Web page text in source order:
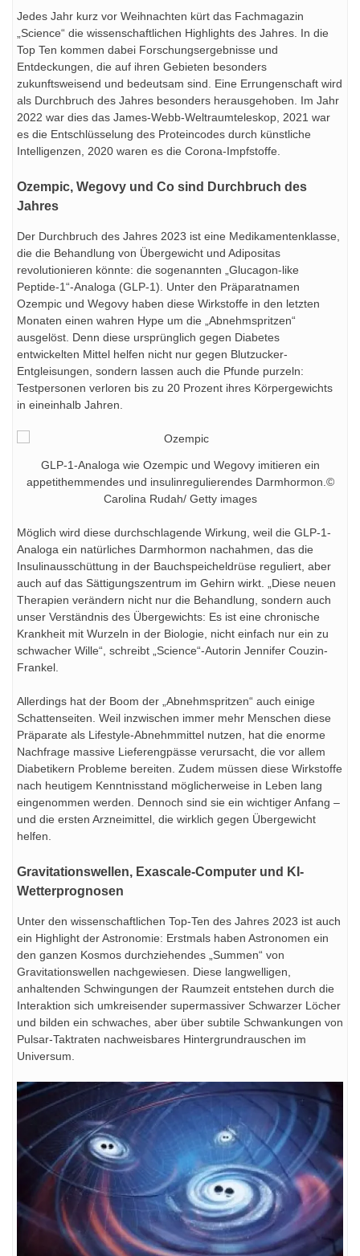
Jedes Jahr kurz vor Weihnachten kürt das Fachmagazin
„Science“ die wissenschaftlichen Highlights des Jahres. In die
Top Ten kommen dabei Forschungsergebnisse und
Entdeckungen, die auf ihren Gebieten besonders
zukunftsweisend und bedeutsam sind. Eine Errungenschaft wird
als Durchbruch des Jahres besonders herausgehoben. Im Jahr
2022 war dies das James-Webb-Weltraumteleskop, 2021 war
es die Entschlüsselung des Proteincodes durch künstliche
Intelligenzen, 2020 waren es die Corona-Impfstoffe.
Ozempic, Wegovy und Co sind Durchbruch des
Jahres
Der Durchbruch des Jahres 2023 ist eine Medikamentenklasse,
die die Behandlung von Übergewicht und Adipositas
revolutionieren könnte: die sogenannten „Glucagon-like
Peptide-1“-Analoga (GLP-1). Unter den Präparatnamen
Ozempic und Wegovy haben diese Wirkstoffe in den letzten
Monaten einen wahren Hype um die „Abnehmspritzen“
ausgelöst. Denn diese ursprünglich gegen Diabetes
entwickelten Mittel helfen nicht nur gegen Blutzucker-
Entgleisungen, sondern lassen auch die Pfunde purzeln:
Testpersonen verloren bis zu 20 Prozent ihres Körpergewichts
in eineinhalb Jahren.
GLP-1-Analoga wie Ozempic und Wegovy imitieren ein
appetithemmendes und insulinregulierendes Darmhormon.©
Carolina Rudah/ Getty images
Möglich wird diese durchschlagende Wirkung, weil die GLP-1-
Analoga ein natürliches Darmhormon nachahmen, das die
Insulinausschüttung in der Bauchspeicheldrüse reguliert, aber
auch auf das Sättigungszentrum im Gehirn wirkt. „Diese neuen
Therapien verändern nicht nur die Behandlung, sondern auch
unser Verständnis des Übergewichts: Es ist eine chronische
Krankheit mit Wurzeln in der Biologie, nicht einfach nur ein zu
schwacher Wille“, schreibt „Science“-Autorin Jennifer Couzin-
Frankel.
Allerdings hat der Boom der „Abnehmspritzen“ auch einige
Schattenseiten. Weil inzwischen immer mehr Menschen diese
Präparate als Lifestyle-Abnehmmittel nutzen, hat die enorme
Nachfrage massive Lieferengpässe verursacht, die vor allem
Diabetikern Probleme bereiten. Zudem müssen diese Wirkstoffe
nach heutigem Kenntnisstand möglicherweise in Leben lang
eingenommen werden. Dennoch sind sie ein wichtiger Anfang –
und die ersten Arzneimittel, die wirklich gegen Übergewicht
helfen.
Gravitationswellen, Exascale-Computer und KI-
Wetterprognosen
Unter den wissenschaftlichen Top-Ten des Jahres 2023 ist auch
ein Highlight der Astronomie: Erstmals haben Astronomen ein
den ganzen Kosmos durchziehendes „Summen“ von
Gravitationswellen nachgewiesen. Diese langwelligen,
anhaltenden Schwingungen der Raumzeit entstehen durch die
Interaktion sich umkreisender supermassiver Schwarzer Löcher
und bilden ein schwaches, aber über subtile Schwankungen von
Pulsar-Taktraten nachweisbares Hintergrundrauschen im
Universum.